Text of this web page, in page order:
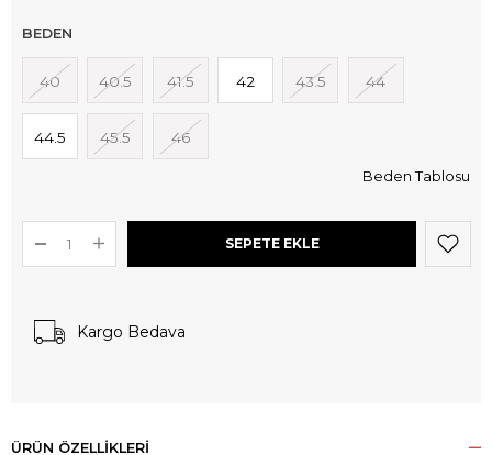
BEDEN
40 40.5 41.5 42 43.5 44
44.5 45.5 46
Beden Tablosu
Kargo Bedava
ÜRÜN ÖZELLIKLERI